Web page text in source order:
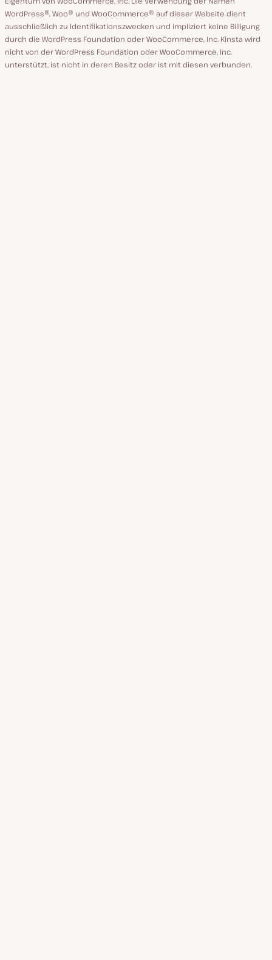
WordPress®, Woo® und WooCommerce® auf dieser Website dient
ausschließlich zu Identifikationszwecken und impliziert keine Billigung
durch die WordPress Foundation oder WooCommerce, Inc. Kinsta wird
nicht von der WordPress Foundation oder WooCommerce, Inc.
unterstützt, ist nicht in deren Besitz oder ist mit diesen verbunden.